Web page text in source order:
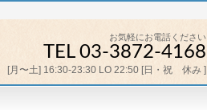
お気軽にお電話ください
TEL 03-3872-4168
[月〜土] 16:30-23:30 LO 22:50 [日・祝 休み ]